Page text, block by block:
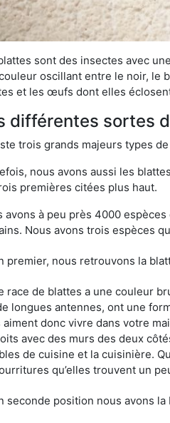
sont des insectes avec
oscillant entre le noir, le
et les œufs dont elles
différentes sortes
trois grands majeurs types
nous avons aussi les
premières citées plus haut.
avons à peu près 4000
Nous avons trois espèces
premier, nous retrouvons la
race de blattes a une couleur
longues antennes, ont une
aiment donc vivre dans votre
avec des murs des deux
de cuisine et la cuisinière.
qu’elles trouvent un
seconde position nous avons